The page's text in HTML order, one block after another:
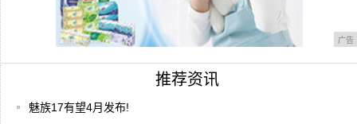
广告
推荐资讯
魅族17有望4月发布!